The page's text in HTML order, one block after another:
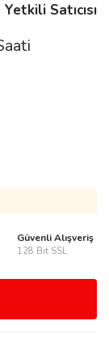
Satıcısı
Güvenli Alışveriş
128 Bit SSL